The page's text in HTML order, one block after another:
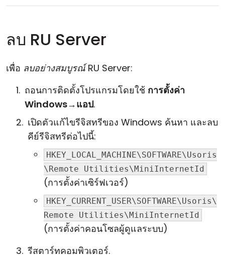
ลบ RU Server
เพื่อ ลบอย่างสมบูรณ์RU Server:
ถอนการติดตั้งโปรแกรมโดยใช้ การตั้งค่า
Windows→แอป.
เปิดตัวแก้ไขรีจิสทรีของ Windows ค้นหา และลบ
คีย์รีจิสทรีต่อไปนี้:
HKEY_LOCAL_MACHINE\SOFTWARE\Usoris
\Remote Utilities\MiniInternetId
(การตั้งค่าเซิร์ฟเวอร์)
HKEY_CURRENT_USER\SOFTWARE\Usoris\
Remote Utilities\MiniInternetId
(การตั้งค่าคอนโซลผู้ดูแลระบบ)
รีสตาร์ทคอมพิวเตอร์.